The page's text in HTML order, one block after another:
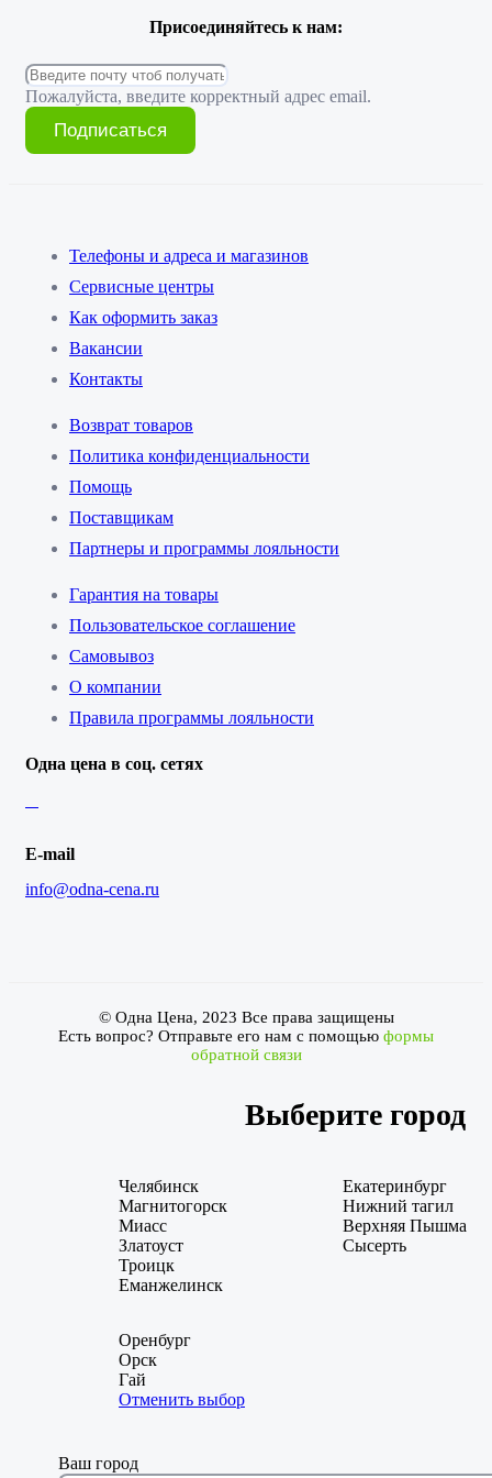
Присоединяйтесь к нам:
Пожалуйста, введите корректный адрес email.
Подписаться
Телефоны и адреса и магазинов
Сервисные центры
Как оформить заказ
Вакансии
Контакты
Возврат товаров
Политика конфиденциальности
Помощь
Поставщикам
Партнеры и программы лояльности
Гарантия на товары
Пользовательское соглашение
Самовывоз
О компании
Правила программы лояльности
Одна цена в соц. сетях
E-mail
info@odna-cena.ru
© Одна Цена, 2023 Все права защищены
Есть вопрос? Отправьте его нам с помощью формы
обратной связи
Выберите город
Челябинск
Магнитогорск
Миасс
Златоуст
Троицк
Еманжелинск
Екатеринбург
Нижний тагил
Верхняя Пышма
Сысерть
Оренбург
Орск
Гай
Отменить выбор
Ваш город